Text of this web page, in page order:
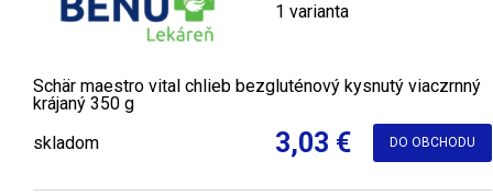
1 varianta
Schär maestro vital chlieb bezgluténový kysnutý viaczrnný
krájaný 350 g
skladom
3,03 € DO OBCHODU